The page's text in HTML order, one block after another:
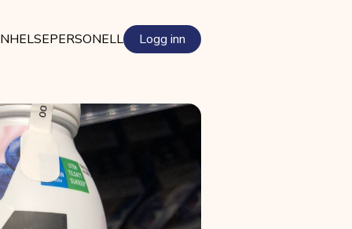
HELSEPERSONELL Logg inn